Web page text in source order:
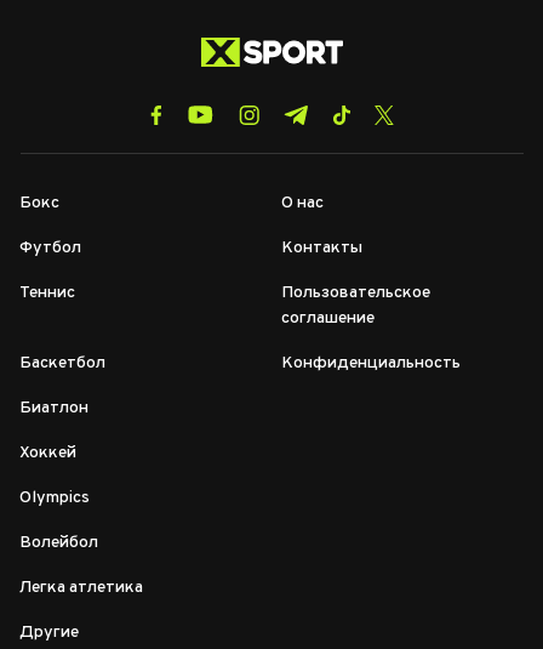
Бокс
Футбол
Теннис
Баскетбол
Биатлон
Хоккей
Olympics
Волейбол
Легка атлетика
Другие
О нас
Контакты
Пользовательское
соглашение
Конфиденциальность